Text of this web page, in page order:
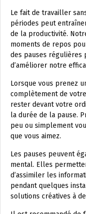
Le fait de travailler
périodes peut
de la productivité.
moments de repos
des pauses régulières
d’améliorer notre
Lorsque vous prenez
complètement de
rester devant votre
la durée de la pause.
peu ou simplement
que vous aimez.
Les pauses peuvent
mental. Elles
d’assimiler les
pendant quelques
solutions créatives à